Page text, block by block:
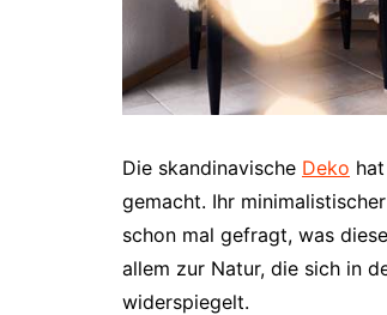
Die skandinavische Deko
gemacht. Ihr
schon mal gefragt, was
allem zur Natur, die sich in
widerspiegelt.